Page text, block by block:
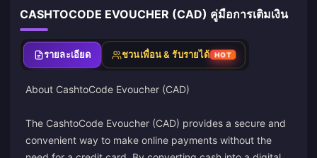
CASHTOCODE EVOUCHER (CAD) คู่มือการเติมเงิน
รายละเอียด ชวนเพื่อน & รับรายได้ HOT
About CashtoCode Evoucher (CAD)
The CashtoCode Evoucher (CAD) provides a secure and
convenient way to make online payments without the